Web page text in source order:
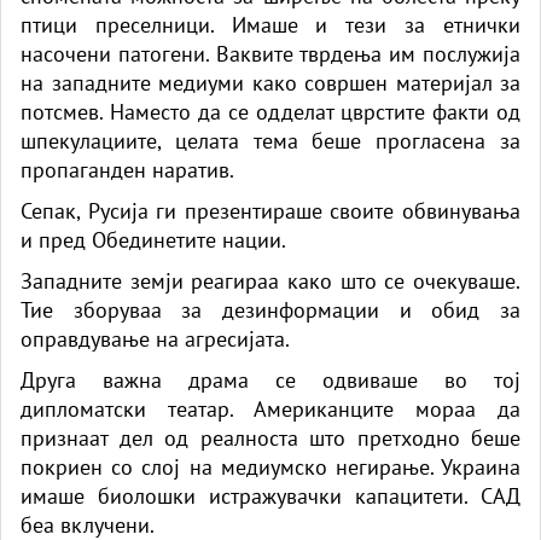
птици преселници. Имаше и тези за етнички
насочени патогени. Ваквите тврдења им послужија
на западните медиуми како совршен материјал за
потсмев. Наместо да се одделат цврстите факти од
шпекулациите, целата тема беше прогласена за
пропаганден наратив.
Сепак, Русија ги презентираше своите обвинувања
и пред Обединетите нации.
Западните земји реагираа како што се очекуваше.
Тие зборуваа за дезинформации и обид за
оправдување на агресијата.
Друга важна драма се одвиваше во тој
дипломатски театар. Американците мораа да
признаат дел од реалноста што претходно беше
покриен со слој на медиумско негирање. Украина
имаше биолошки истражувачки капацитети. САД
беа вклучени.